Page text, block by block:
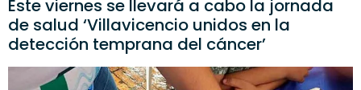
Este viernes se llevará a cabo la jornada
de salud ‘Villavicencio unidos en la
detección temprana del cáncer’